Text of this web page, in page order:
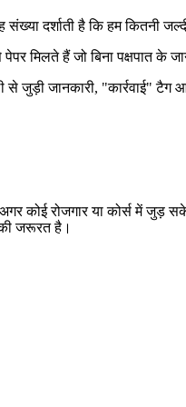
दर्शाती है कि हम कितनी
हैं जो बिना पक्षपात के
से जुड़ी जानकारी,
कोई रोजगार या कोर्स में
जरूरत है।